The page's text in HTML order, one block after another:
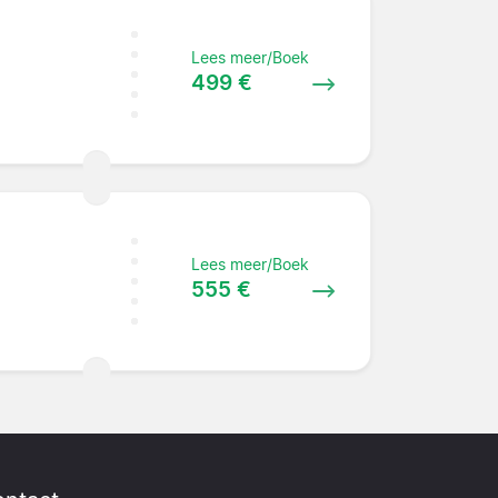
Lees meer/Boek
499 €
Lees meer/Boek
555 €